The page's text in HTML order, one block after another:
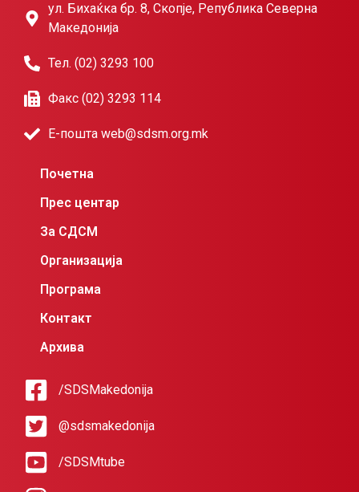
ул. Бихаќка бр. 8, Скопје, Република Северна
Македонија
Тел. (02) 3293 100
Факс (02) 3293 114
Е-пошта web@sdsm.org.mk
Почетна
Прес центар
За СДСМ
Организација
Програма
Контакт
Архива
/SDSMakedonija
@sdsmakedonija
/SDSMtube